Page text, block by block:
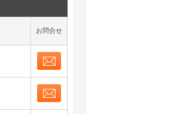
お問合せ